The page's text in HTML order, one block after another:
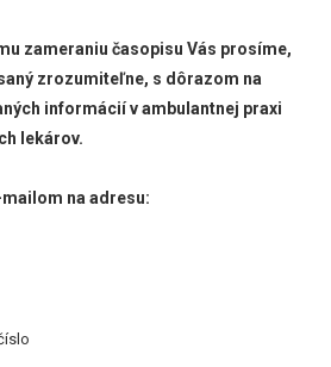
zameraniu časopisu Vás prosíme,
zrozumiteľne, s dôrazom na
informácií v ambulantnej praxi
lekárov.
na adresu: